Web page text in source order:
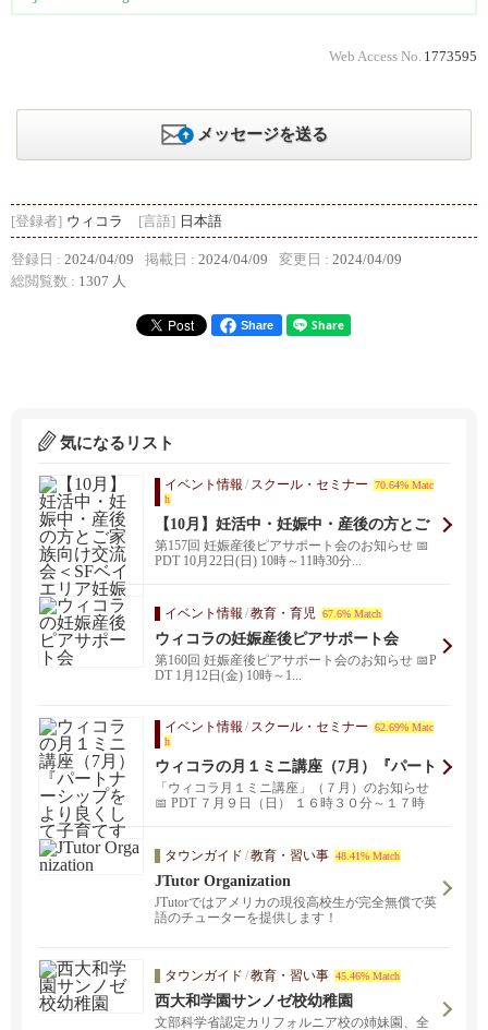
Web Access No. 1773595
メッセージを送る
[登録者] ウィコラ [言語] 日本語
登録日 : 2024/04/09 掲載日 : 2024/04/09 変更日 : 2024/04/09
総閲覧数 : 1307 人
Share
気になるリスト
イベント情報 / スクール・セミナー
70.64% Matc
h
【10月】妊活中・妊娠中・産後の方とご
家族向け交流会＜SFベイエリア妊娠産後
ピアサポート会＞
第157回 妊娠産後ピアサポート会のお知らせ 📅
PDT 10月22日(日) 10時～11時30分...
イベント情報 /教育・育児 67.6% Match
ウィコラの妊娠産後ピアサポート会
第160回 ︎︎︎︎︎妊娠産後ピアサポート会のお知らせ 📅P
DT 1月12日(金) 10時～1...
イベント情報 / スクール・セミナー
62.69% Matc
h
ウィコラの月１ミニ講座（7月）『パート
ナーシップをより良くして子育てする秘
訣』/ Zoom開催
「ウィコラ月１ミニ講座」（７月）のお知らせ
📅 PDT ７月９日（日） １６時３０分～１７時
タウンガイド /教育・習い事 48.41% Match
JTutor Organization
JTutorではアメリカの現役高校生が完全無償で英
語のチューターを提供します！
タウンガイド /教育・習い事 45.46% Match
西大和学園サンノゼ校幼稚園
文部科学省認定カリフォルニア校の姉妹園、全